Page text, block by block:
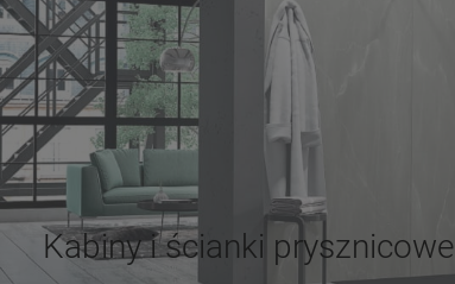
Kabiny i ścianki prysznicowe